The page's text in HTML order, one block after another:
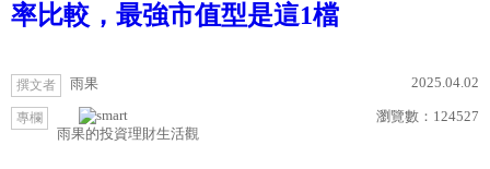
率比較，最強市值型是這1檔
撰文者 雨果 2025.04.02
專欄
雨果的投資理財生活觀
瀏覽數： 124527